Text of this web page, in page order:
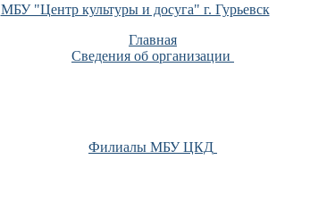
МБУ "Центр культуры и досуга" г. Гурьевск
Главная
Сведения об организации
Филиалы МБУ ЦКД